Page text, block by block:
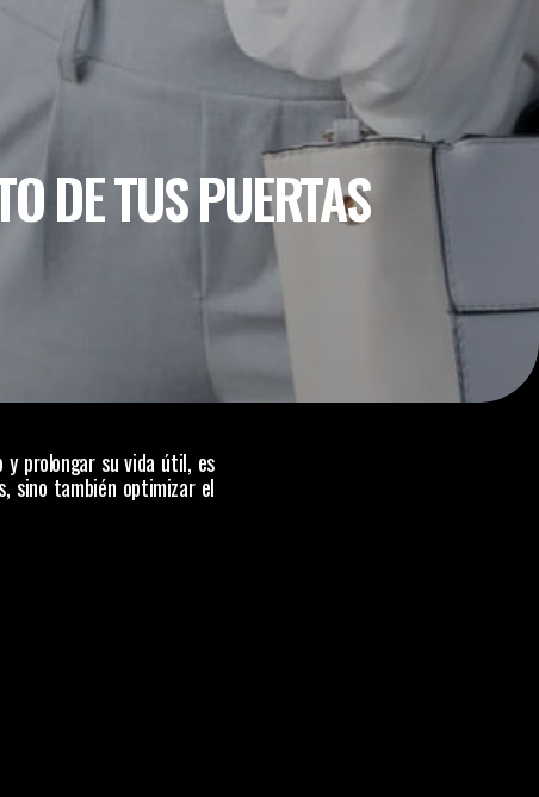
DE TUS PUERTAS
prolongar su vida útil, es
sino también optimizar el